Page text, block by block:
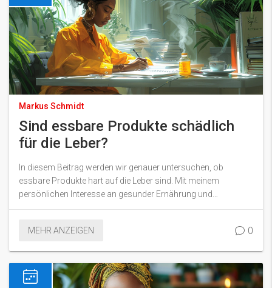
Markus Schmidt
Sind essbare Produkte schädlich
für die Leber?
In diesem Beitrag werden wir genauer untersuchen, ob
essbare Produkte hart auf die Leber sind. Mit meinem
persönlichen Interesse an gesunder Ernährung und
Lebergesundheit, möchte ich mit euch einige
diesem Thema teilen. Ein tiefes Verständnis darüber, wie diese
lange Sicht sehr nützlich sein. Zusammen können wir lernen
und gesündere Entscheidungen treffen.
MEHR ANZEIGEN 0